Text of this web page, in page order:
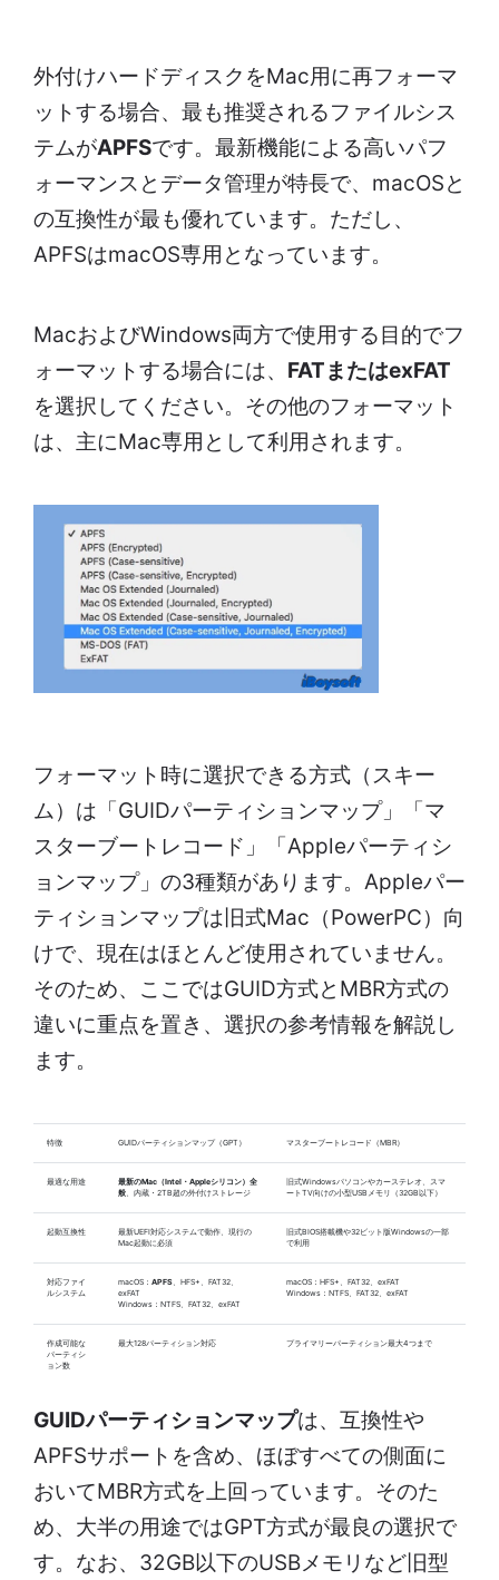
外付けハードディスクをMac用に再フォーマ
ットする場合、最も推奨されるファイルシス
テムがAPFSです。最新機能による高いパフ
ォーマンスとデータ管理が特長で、macOSと
の互換性が最も優れています。ただし、
APFSはmacOS専用となっています。
MacおよびWindows両方で使用する目的でフ
ォーマットする場合には、 FATまたはexFAT
を選択してください。その他のフォーマット
は、主にMac専用として利用されます。
フォーマット時に選択できる方式（スキー
ム）は「GUIDパーティションマップ」「マ
スターブートレコード」「Appleパーティシ
ョンマップ」の3種類があります。Appleパー
ティションマップは旧式Mac（PowerPC）向
けで、現在はほとんど使用されていません。
そのため、ここではGUID方式とMBR方式の
違いに重点を置き、選択の参考情報を解説し
ます。
特徴 GUIDパーティションマップ（GPT） マスターブートレコード（MBR）
最適な用途
最新のMac（Intel・Appleシリコン）全
般 、内蔵・2TB超の外付けストレージ
旧式Windowsパソコンやカーステレオ、スマ
ートTV向けの小型USBメモリ（32GB以下）
起動互換性
最新UEFI対応システムで動作、現行の
Mac起動に必須
旧式BIOS搭載機や32ビット版Windowsの一部
で利用
対応ファイ
ルシステム
macOS： APFS 、HFS+、FAT32、
exFAT
Windows：NTFS、FAT32、exFAT
macOS：HFS+、FAT32、exFAT
Windows：NTFS、FAT32、exFAT
作成可能な
パーティシ
ョン数
最大128パーティション対応 プライマリーパーティション最大4つまで
GUIDパーティションマップは、互換性や
APFSサポートを含め、ほぼすべての側面に
おいてMBR方式を上回っています。そのた
め、大半の用途ではGPT方式が最良の選択で
す。なお、32GB以下のUSBメモリなど旧型